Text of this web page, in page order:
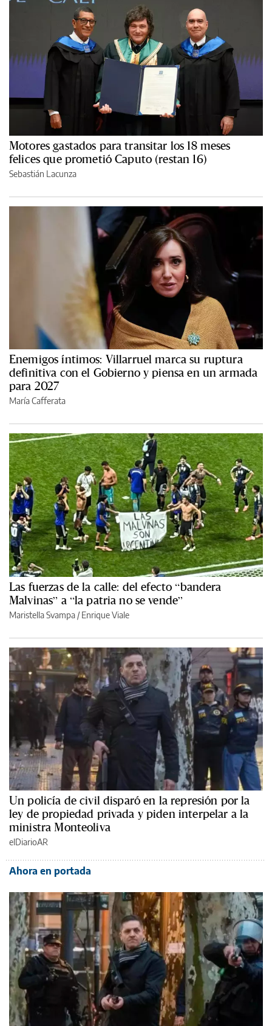
Motores gastados para transitar los 18 meses
felices que prometió Caputo (restan 16)
Sebastián Lacunza
Enemigos íntimos: Villarruel marca su ruptura
definitiva con el Gobierno y piensa en un armada
para 2027
María Cafferata
Las fuerzas de la calle: del efecto “bandera
Malvinas” a “la patria no se vende”
Maristella Svampa /Enrique Viale
Un policía de civil disparó en la represión por la
ley de propiedad privada y piden interpelar a la
ministra Monteoliva
elDiarioAR
Ahora en portada